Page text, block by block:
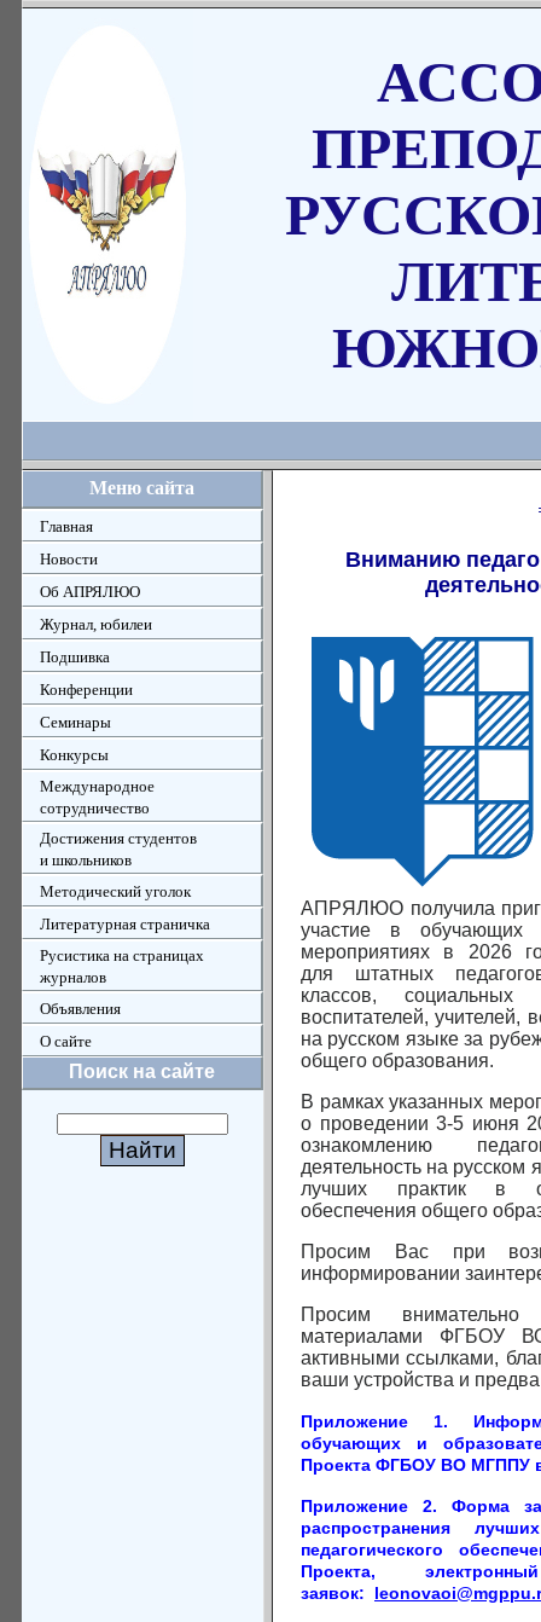
Меню сайта
Главная
Новости
Об АПРЯЛЮО
Журнал, юбилеи
Подшивка
Конференции
Семинары
Конкурсы
Международное
сотрудничество
Достижения студентов
и школьников
Методический уголок
Литературная страничка
Русистика на страницах
журналов
Объявления
О сайте
Поиск на сайте
Вниманию
АПРЯЛЮО получила
участие в обучающих и
мероприятиях в 2026
для штатных
классов, социальных
воспитателей, учителей,
на русском языке за
общего образования.
В рамках указанных
о проведении 3-5 июня
ознакомлению
деятельность на русском
лучших практик в
обеспечения общего
Просим Вас при
информировании
Просим
материалами ФГБОУ
активными ссылками,
ваши устройства и
Приложение 1.
обучающих и
Проекта ФГБОУ ВО МГППУ
Приложение 2. Форма
распространения
педагогического
Проекта,
заявок: